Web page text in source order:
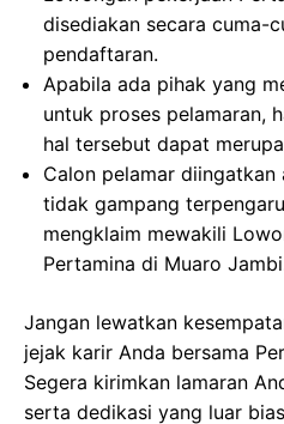
disediakan secara cuma-
pendaftaran.
Apabila ada pihak yang
untuk proses pelamaran,
hal tersebut dapat
Calon pelamar
tidak gampang
mengklaim mewakili
Pertamina di Muaro
Jangan lewatkan
jejak karir Anda bersama
Segera kirimkan lamaran
serta dedikasi yang luar